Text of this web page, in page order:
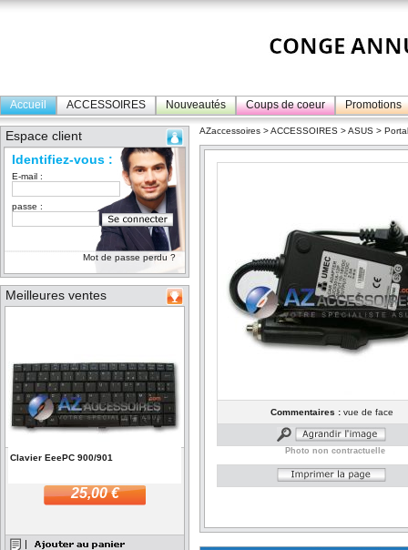
Accueil ACCESSOIRES Nouveautés Coups de coeur Promotions
Espace client
Identifiez-vous :
E-mail :
passe :
Mot de passe perdu ?
Meilleures ventes
Clavier EeePC 900/901
25,00 €
AZaccessoires >ACCESSOIRES >ASUS >
Commentaires :vue de face
Photo non contractuelle